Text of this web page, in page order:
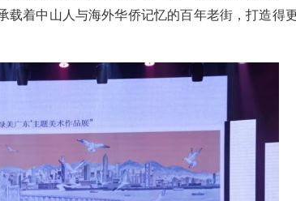
载着中山人与海外华侨记忆的百年老街，打造得